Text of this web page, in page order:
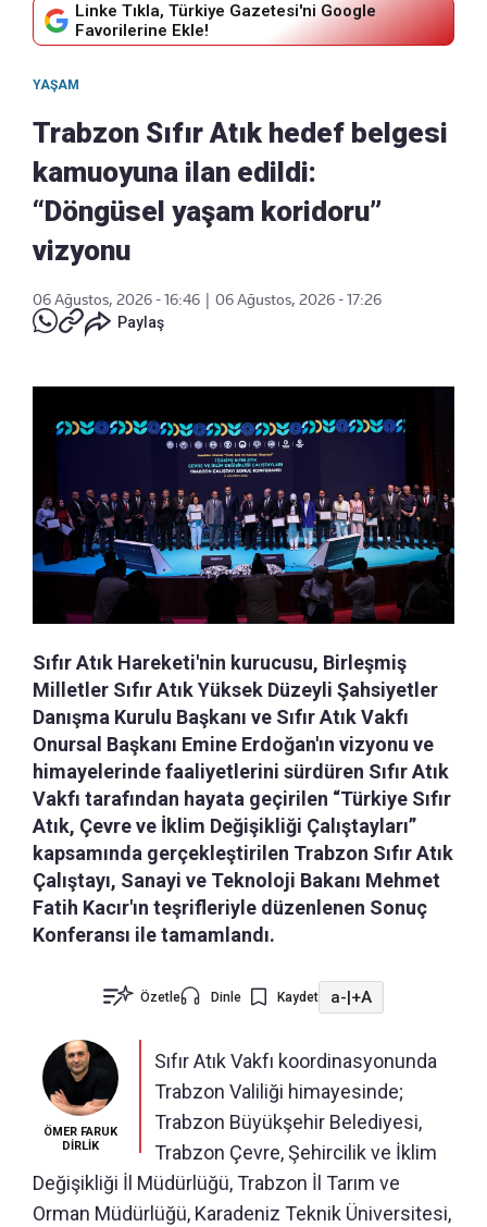
Linke Tıkla, Türkiye Gazetesi'ni Google
Favorilerine Ekle!
YAŞAM
Trabzon Sıfır Atık hedef belgesi
kamuoyuna ilan edildi:
“Döngüsel yaşam koridoru”
vizyonu
06 Ağustos, 2026 - 16:46
06 Ağustos, 2026 - 17:26
Paylaş
Sıfır Atık Hareketi'nin kurucusu, Birleşmiş
Milletler Sıfır Atık Yüksek Düzeyli Şahsiyetler
Danışma Kurulu Başkanı ve Sıfır Atık Vakfı
Onursal Başkanı Emine Erdoğan'ın vizyonu ve
himayelerinde faaliyetlerini sürdüren Sıfır Atık
Vakfı tarafından hayata geçirilen “Türkiye Sıfır
Atık, Çevre ve İklim Değişikliği Çalıştayları”
kapsamında gerçekleştirilen Trabzon Sıfır Atık
Çalıştayı, Sanayi ve Teknoloji Bakanı Mehmet
Fatih Kacır'ın teşrifleriyle düzenlenen Sonuç
Konferansı ile tamamlandı.
Özetle Dinle Kaydet a-|+A
ÖMER FARUK
DİRLİK
Sıfır Atık Vakfı koordinasyonunda
Trabzon Valiliği himayesinde;
Trabzon Büyükşehir Belediyesi,
Trabzon Çevre, Şehircilik ve İklim
Değişikliği İl Müdürlüğü, Trabzon İl Tarım ve
Orman Müdürlüğü, Karadeniz Teknik Üniversitesi,